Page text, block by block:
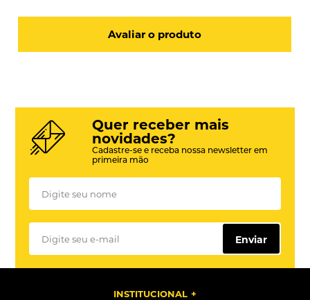
Avaliar o produto
Quer receber mais
novidades?
Cadastre-se e receba nossa newsletter em
primeira mão
Enviar
INSTITUCIONAL